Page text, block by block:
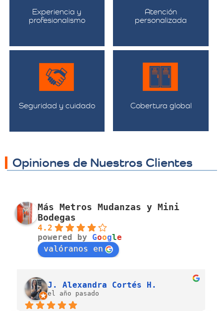
Experiencia y
profesionalismo
Atención
personalizada
Seguridad y cuidado Cobertura global
Opiniones de Nuestros Clientes
Más Metros Mudanzas y Mini
Bodegas
4.2
powered by Google
valóranos en
J. Alexandra Cortés H.
el año pasado